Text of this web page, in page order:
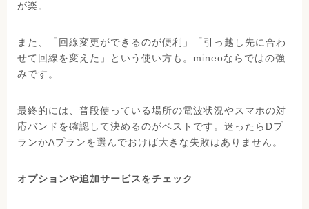
が楽。
また、「回線変更ができるのが便利」「引っ越し先に合わ
せて回線を変えた」という使い方も。mineoならではの強
みです。
最終的には、普段使っている場所の電波状況やスマホの対
応バンドを確認して決めるのがベストです。迷ったらDプ
ランかAプランを選んでおけば大きな失敗はありません。
オプションや追加サービスをチェック